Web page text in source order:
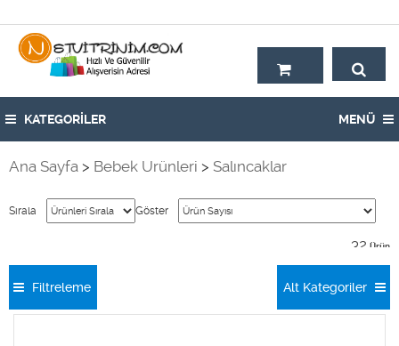
KATEGORİLER MENÜ
Ana Sayfa > Bebek Ürünleri > Salıncaklar
Sırala Göster
32 Ürün
Filtreleme Alt Kategoriler